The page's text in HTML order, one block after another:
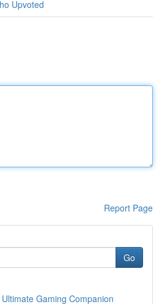
Upvoted
Report Page
Go
Gaming Companion